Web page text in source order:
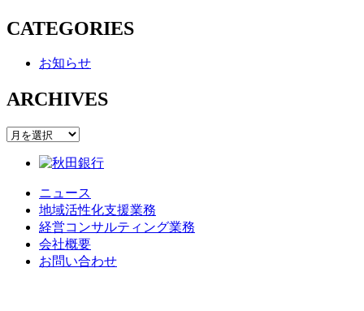
CATEGORIES
お知らせ
ARCHIVES
ARCHIVES
ニュース
地域活性化支援業務
経営コンサルティング業務
会社概要
お問い合わせ